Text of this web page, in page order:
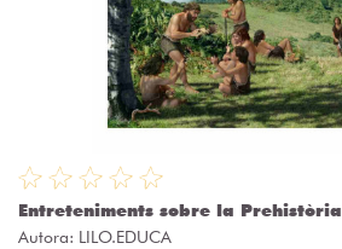
Entreteniments sobre la Prehistòria
Autora: LILO.EDUCA